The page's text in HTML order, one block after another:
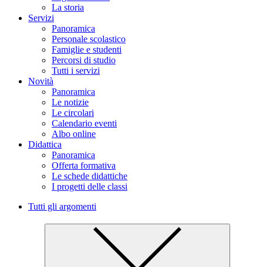
La storia
Servizi
Panoramica
Personale scolastico
Famiglie e studenti
Percorsi di studio
Tutti i servizi
Novità
Panoramica
Le notizie
Le circolari
Calendario eventi
Albo online
Didattica
Panoramica
Offerta formativa
Le schede didattiche
I progetti delle classi
Tutti gli argomenti